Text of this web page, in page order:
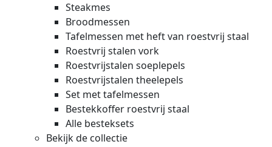
Steakmes
Broodmessen
Tafelmessen met heft van roestvrij staal
Roestvrij stalen vork
Roestvrijstalen soeplepels
Roestvrijstalen theelepels
Set met tafelmessen
Bestekkoffer roestvrij staal
Alle besteksets
Bekijk de collectie